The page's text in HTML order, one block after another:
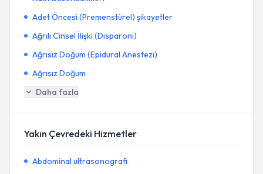
Adet Öncesi (Premenstürel) şikayetler
Ağrılı Cinsel İlişki (Disparoni)
Ağrısız Doğum (Epidural Anestezi)
Ağrısız Doğum
Daha fazla
Yakın Çevredeki Hizmetler
Abdominal ultrasonografi